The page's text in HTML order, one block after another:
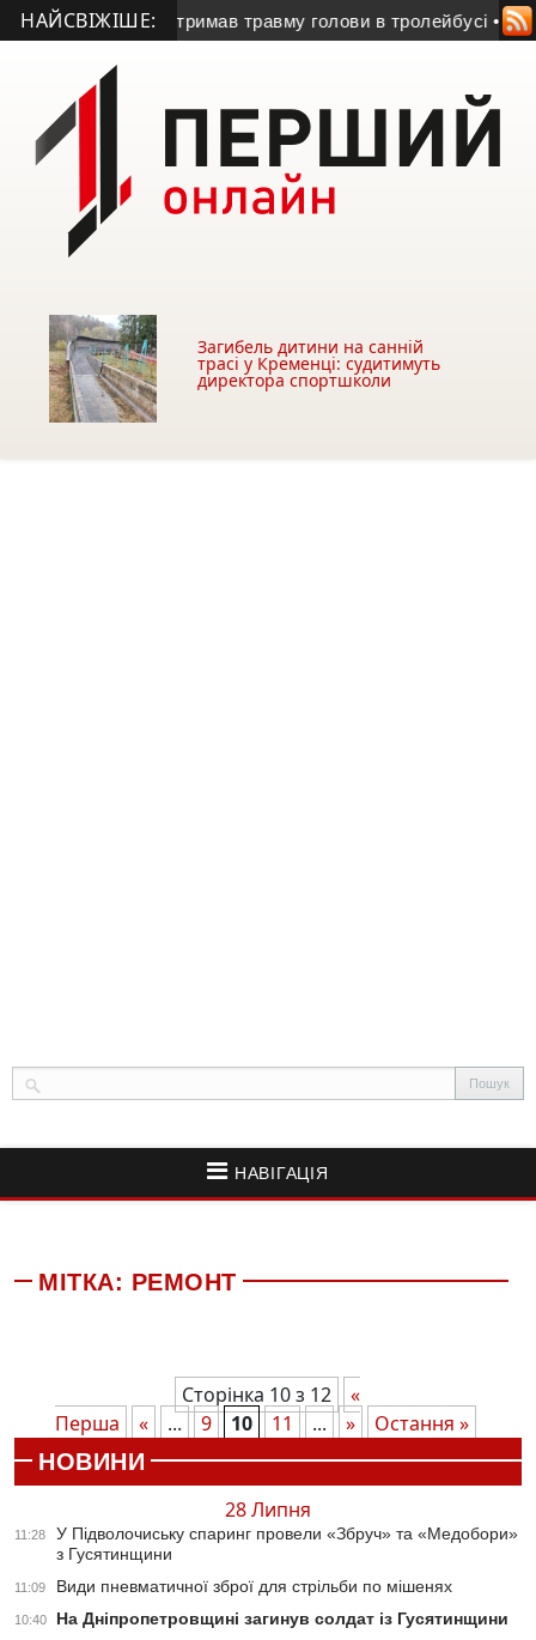
НАЙСВІЖІШЕ:
хлопчик отримав травму голови в тролейбусі • У
Загибель дитини на санній
трасі у Кременці: судитимуть
директора спортшколи
НАВІГАЦІЯ
МІТКА: РЕМОНТ
Сторінка 10 з 12
«
Перша
« ... 9 10 11 ... »
Остання »
НОВИНИ
28 Липня
11:28
У Підволочиську спаринг провели «Збруч» та «Медобори»
з Гусятинщини
11:09 Види пневматичної зброї для стрільби по мішенях
10:40 На Дніпропетровщині загинув солдат із Гусятинщини